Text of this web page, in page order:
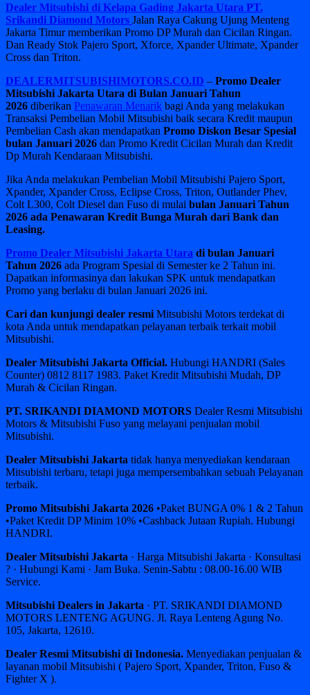
Dealer Mitsubishi di Kelapa Gading Jakarta Utara PT.
Srikandi Diamond Motors Jalan Raya Cakung Ujung Menteng
Jakarta Timur memberikan Promo DP Murah dan Cicilan Ringan.
Dan Ready Stok Pajero Sport, Xforce, Xpander Ultimate, Xpander
Cross dan Triton.
DEALERMITSUBISHIMOTORS.CO.ID – Promo Dealer
Mitsubishi Jakarta Utara di Bulan Januari Tahun
2026 diberikan Penawaran Menarik bagi Anda yang melakukan
Transaksi Pembelian Mobil Mitsubishi baik secara Kredit maupun
Pembelian Cash akan mendapatkan Promo Diskon Besar Spesial
bulan Januari 2026 dan Promo Kredit Cicilan Murah dan Kredit
Dp Murah Kendaraan Mitsubishi.
Jika Anda melakukan Pembelian Mobil Mitsubishi Pajero Sport,
Xpander, Xpander Cross, Eclipse Cross, Triton, Outlander Phev,
Colt L300, Colt Diesel dan Fuso di mulai bulan Januari Tahun
2026 ada Penawaran Kredit Bunga Murah dari Bank dan
Leasing.
Promo Dealer Mitsubishi Jakarta Utara di bulan Januari
Tahun 2026 ada Program Spesial di Semester ke 2 Tahun ini.
Dapatkan informasinya dan lakukan SPK untuk mendapatkan
Promo yang berlaku di bulan Januari 2026 ini.
Cari dan kunjungi dealer resmi Mitsubishi Motors terdekat di
kota Anda untuk mendapatkan pelayanan terbaik terkait mobil
Mitsubishi.
Dealer Mitsubishi Jakarta Official. Hubungi HANDRI (Sales
Counter) 0812 8117 1983. Paket Kredit Mitsubishi Mudah, DP
Murah & Cicilan Ringan.
PT. SRIKANDI DIAMOND MOTORS Dealer Resmi Mitsubishi
Motors & Mitsubishi Fuso yang melayani penjualan mobil
Mitsubishi.
Dealer Mitsubishi Jakarta tidak hanya menyediakan kendaraan
Mitsubishi terbaru, tetapi juga mempersembahkan sebuah Pelayanan
terbaik.
Promo Mitsubishi Jakarta 2026 •Paket BUNGA 0% 1 & 2 Tahun
•Paket Kredit DP Minim 10% •Cashback Jutaan Rupiah. Hubungi
HANDRI.
Dealer Mitsubishi Jakarta · Harga Mitsubishi Jakarta · Konsultasi
? · Hubungi Kami · Jam Buka. Senin-Sabtu : 08.00-16.00 WIB
Service.
Mitsubishi Dealers in Jakarta · PT. SRIKANDI DIAMOND
MOTORS LENTENG AGUNG. Jl. Raya Lenteng Agung No.
105, Jakarta, 12610.
Dealer Resmi Mitsubishi di Indonesia. Menyediakan penjualan &
layanan mobil Mitsubishi ( Pajero Sport, Xpander, Triton, Fuso &
Fighter X ).